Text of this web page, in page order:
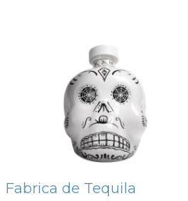
Fabrica de Tequila